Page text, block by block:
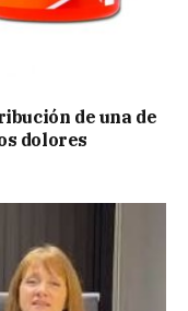
de una de
dolores